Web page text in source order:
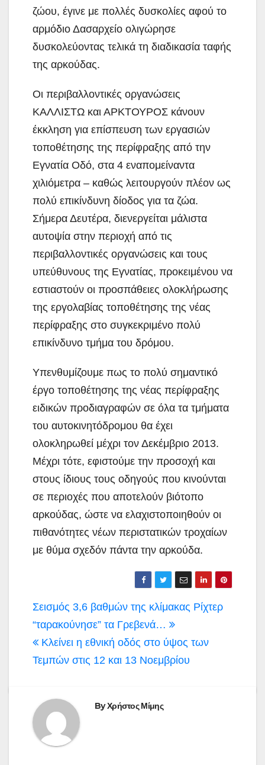
ζώου, έγινε με πολλές δυσκολίες αφού το
αρμόδιο Δασαρχείο ολιγώρησε
δυσκολεύοντας τελικά τη διαδικασία ταφής
της αρκούδας.
Οι περιβαλλοντικές οργανώσεις
ΚΑΛΛΙΣΤΩ και ΑΡΚΤΟΥΡΟΣ κάνουν
έκκληση για επίσπευση των εργασιών
τοποθέτησης της περίφραξης από την
Εγνατία Οδό, στα 4 εναπομείναντα
χιλιόμετρα – καθώς λειτουργούν πλέον ως
πολύ επικίνδυνη δίοδος για τα ζώα.
Σήμερα Δευτέρα, διενεργείται μάλιστα
αυτοψία στην περιοχή από τις
περιβαλλοντικές οργανώσεις και τους
υπεύθυνους της Εγνατίας, προκειμένου να
εστιαστούν οι προσπάθειες ολοκλήρωσης
της εργολαβίας τοποθέτησης της νέας
περίφραξης στο συγκεκριμένο πολύ
επικίνδυνο τμήμα του δρόμου.
Υπενθυμίζουμε πως το πολύ σημαντικό
έργο τοποθέτησης της νέας περίφραξης
ειδικών προδιαγραφών σε όλα τα τμήματα
του αυτοκινητόδρομου θα έχει
ολοκληρωθεί μέχρι τον Δεκέμβριο 2013.
Μέχρι τότε, εφιστούμε την προσοχή και
στους ίδιους τους οδηγούς που κινούνται
σε περιοχές που αποτελούν βιότοπο
αρκούδας, ώστε να ελαχιστοποιηθούν οι
πιθανότητες νέων περιστατικών τροχαίων
με θύμα σχεδόν πάντα την αρκούδα.
Πλοήγηση
άρθρων
Σεισμός 3,6 βαθμών της κλίμακας Ρίχτερ
“ταρακούνησε” τα Γρεβενά…
Κλείνει η εθνική οδός στο ύψος των
Τεμπών στις 12 και 13 Νοεμβρίου
ByΧρήστος Μίμης